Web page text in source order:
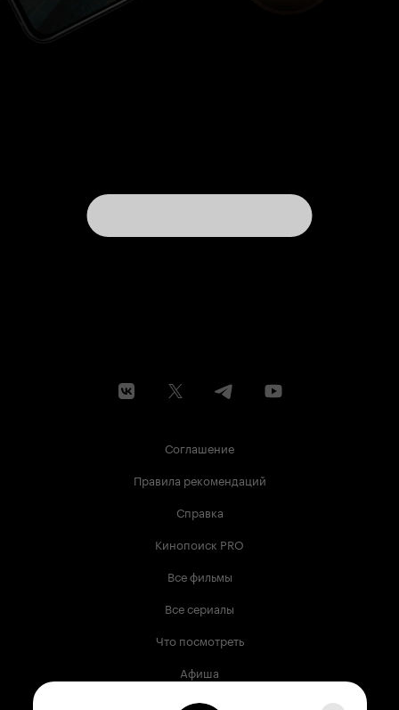
Соглашение
Правила рекомендаций
Справка
Кинопоиск PRO
Все фильмы
Все сериалы
Что посмотреть
Афиша
Музыка